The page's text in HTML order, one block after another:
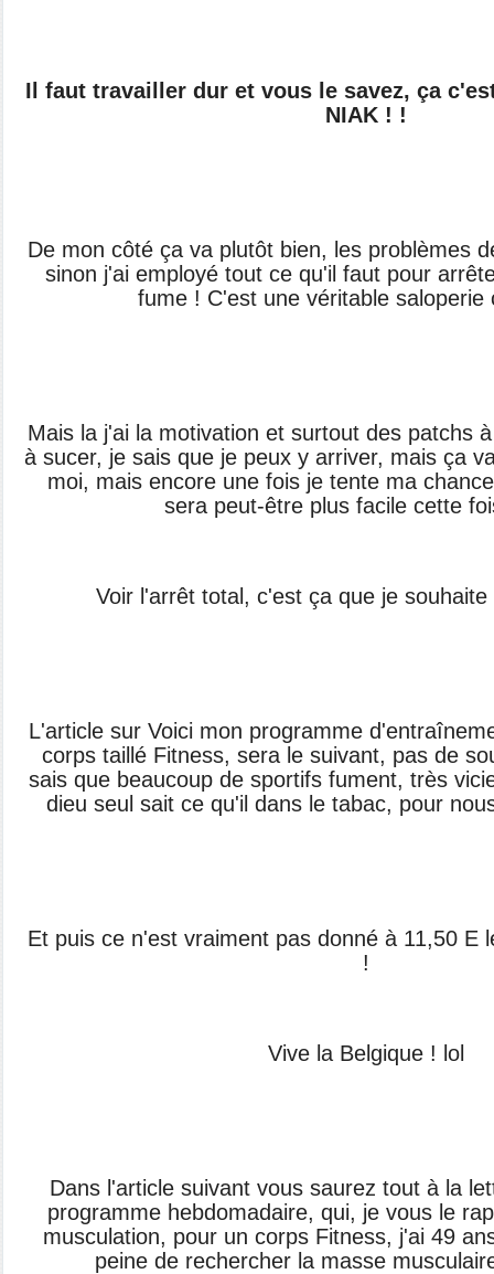
Il faut travailler dur et vous le savez, ça
NIAK ! !
De mon côté ça va plutôt bien, les problèmes
sinon j'ai employé tout ce qu'il faut pour
fume ! C'est une véritable
Mais la j'ai la motivation et surtout des patchs
à sucer, je sais que je peux y arriver, mais ça
moi, mais encore une fois je tente ma
sera peut-être plus facile cette
Voir l'arrêt total, c'est ça que je
L'article sur Voici mon programme
corps taillé Fitness, sera le suivant, pas de
sais que beaucoup de sportifs fument, très
dieu seul sait ce qu'il dans le tabac, pour
Et puis ce n'est vraiment pas donné à 11,50 E
!
Vive la Belgique ! lol
Dans l'article suivant vous saurez tout à la
programme hebdomadaire, qui, je vous le
musculation, pour un corps Fitness, j'ai 49
peine de rechercher la masse